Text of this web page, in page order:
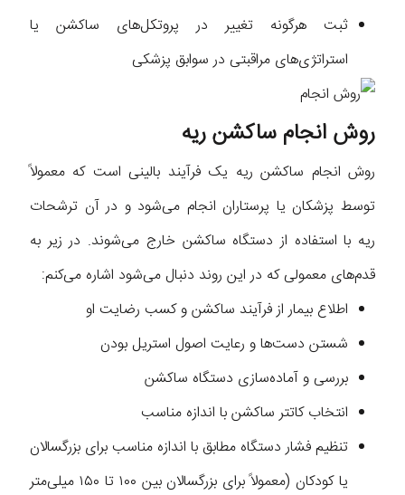
ثبت هرگونه تغییر در پروتکل‌های ساکشن یا
استراتژی‌های مراقبتی در سوابق پزشکی
روش انجام ساکشن ریه
روش انجام ساکشن ریه یک فرآیند بالینی است که معمولاً
توسط پزشکان یا پرستاران انجام می‌شود و در آن ترشحات
ریه با استفاده از دستگاه ساکشن خارج می‌شوند. در زیر به
قدم‌های معمولی که در این روند دنبال می‌شود اشاره می‌کنم:
اطلاع بیمار از فرآیند ساکشن و کسب رضایت او
شستن دست‌ها و رعایت اصول استریل بودن
بررسی و آماده‌سازی دستگاه ساکشن
انتخاب کاتتر ساکشن با اندازه مناسب
تنظیم فشار دستگاه مطابق با اندازه مناسب برای بزرگسالان
یا کودکان (معمولاً برای بزرگسالان بین ۱۰۰ تا ۱۵۰ میلی‌متر